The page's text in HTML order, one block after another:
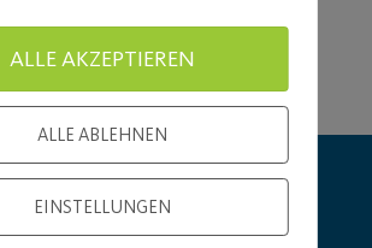
ALLE AKZEPTIEREN
ALLE ABLEHNEN
EINSTELLUNGEN